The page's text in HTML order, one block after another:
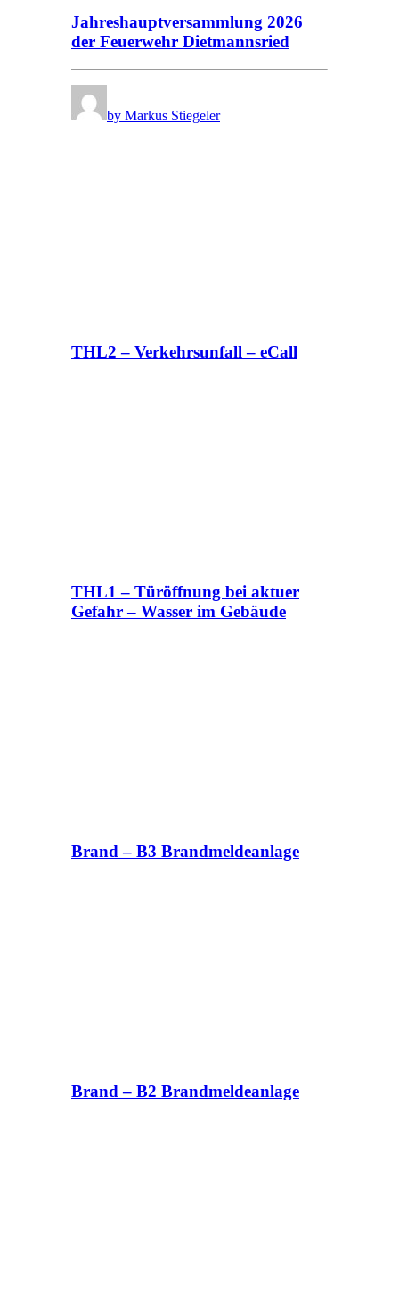
Jahreshauptversammlung 2026
der Feuerwehr Dietmannsried
by Markus Stiegeler
THL2 – Verkehrsunfall – eCall
THL1 – Türöffnung bei aktuer
Gefahr – Wasser im Gebäude
Brand – B3 Brandmeldeanlage
Brand – B2 Brandmeldeanlage